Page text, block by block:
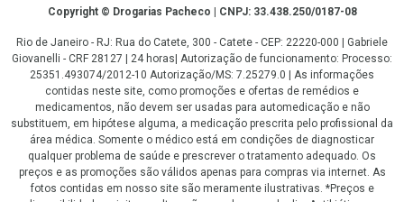
CopyrightCopyright © Drogarias Pacheco | CNPJ: 33.438.250/0187-08
Rio de Janeiro - RJ: Rua do Catete, 300 - Catete - CEP: 22220-000 | Gabriele
Giovanelli - CRF 28127 | 24 horas| Autorização de funcionamento: Processo:
25351.493074/2012-10 Autorização/MS: 7.25279.0 | As informações
contidas neste site, como promoções e ofertas de remédios e
medicamentos, não devem ser usadas para automedicação e não
substituem, em hipótese alguma, a medicação prescrita pelo profissional da
área médica. Somente o médico está em condições de diagnosticar
qualquer problema de saúde e prescrever o tratamento adequado. Os
preços e as promoções são válidos apenas para compras via internet. As
fotos contidas em nosso site são meramente ilustrativas. *Preços e